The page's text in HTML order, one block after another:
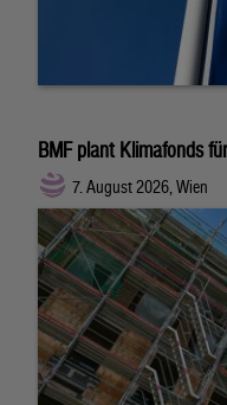
BMF plant Klimafonds
7. August 2026, Wien